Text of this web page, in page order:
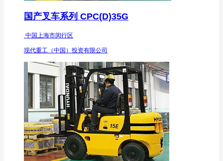
国产叉车系列 CPC(D)35G
中国上海市闵行区
现代重工（中国）投资有限公司